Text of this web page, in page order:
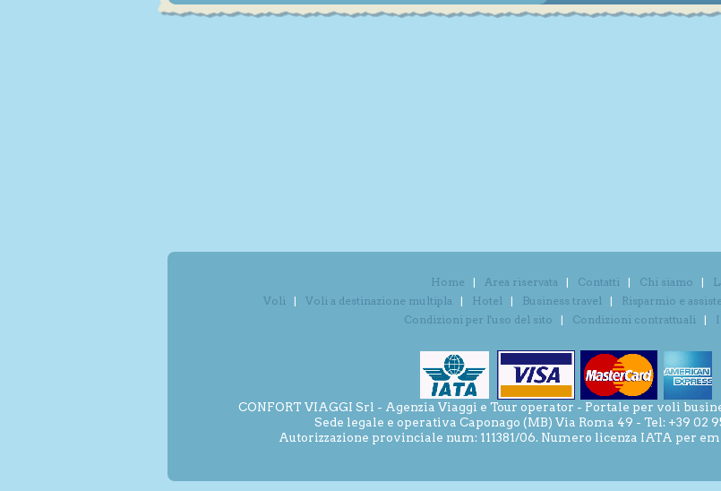
Home Area riservata Contatti Chi siamo
Voli
Voli a destinazione multipla Hotel Business travel Risparmio e
Condizioni per l'uso del sito
Condizioni contrattuali
CONFORT VIAGGI Srl - Agenzia Viaggi e Tour operator - Portale per voli
Sede legale e operativa Caponago (MB) Via Roma 49 - Tel: +39 02
Autorizzazione provinciale num: 111381/06. Numero licenza IATA per